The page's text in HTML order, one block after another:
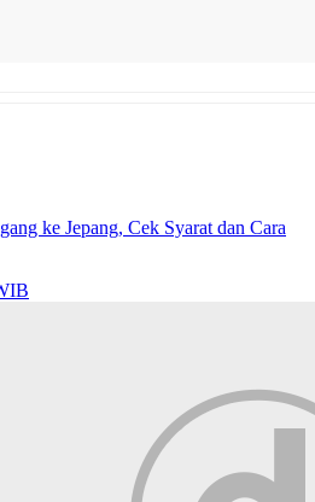
ke Jepang, Cek Syarat dan Cara